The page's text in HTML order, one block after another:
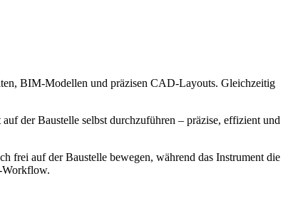
BIM-Modellen und präzisen CAD-Layouts. Gleichzeitig
der Baustelle selbst durchzuführen – präzise, effizient und
frei auf der Baustelle bewegen, während das Instrument die
Workflow.